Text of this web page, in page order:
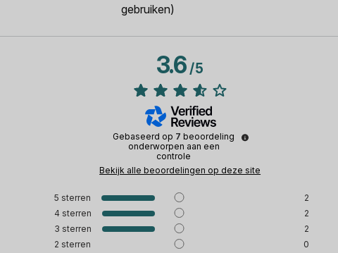
gebruiken)
3.6/5
Gebaseerd op 7 beoordeling
onderworpen aan een
controle
Bekijk alle beoordelingen op deze site
5 sterren
2
4 sterren
2
3 sterren
2
2 sterren
0